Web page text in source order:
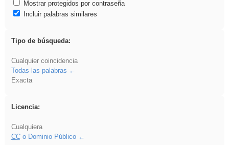
Mostrar protegidos por contraseña
Incluir palabras similares
Tipo de búsqueda:
Cualquier coincidencia
Todas las palabras
Exacta
Licencia:
Cualquiera
CCo Dominio Público